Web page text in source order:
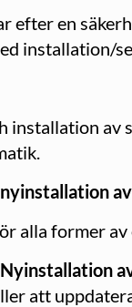
efter en
installation/
installation av
alla former
att